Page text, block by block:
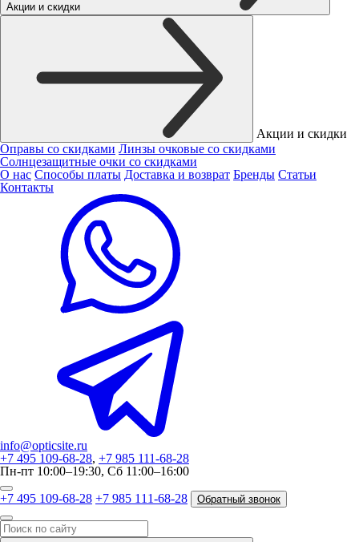
Акции и скидки
Акции и скидки
Оправы со скидками Линзы очковые со скидками
Солнцезащитные очки со скидками
О нас Способы платы Доставка и возврат Бренды Статьи
Контакты
info@opticsite.ru
+7 495 109-68-28, +7 985 111-68-28
Пн-пт 10:00–19:30, Сб 11:00–16:00
+7 495 109-68-28 +7 985 111-68-28 Обратный звонок